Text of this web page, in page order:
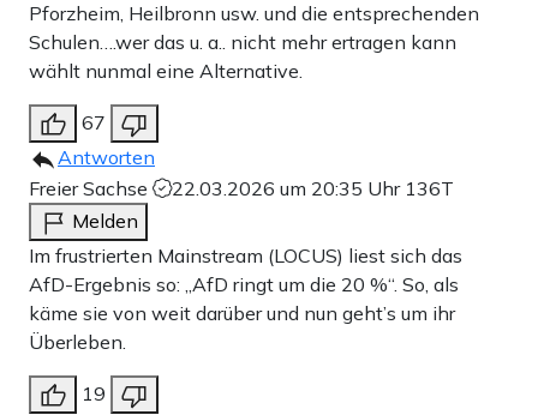
Pforzheim, Heilbronn usw. und die entsprechenden
Schulen….wer das u. a.. nicht mehr ertragen kann
wählt nunmal eine Alternative.
67
Antworten
Freier Sachse
22.03.2026 um 20:35 Uhr 136T
Melden
Im frustrierten Mainstream (LOCUS) liest sich das
AfD-Ergebnis so: „AfD ringt um die 20 %“. So, als
käme sie von weit darüber und nun geht’s um ihr
Überleben.
19